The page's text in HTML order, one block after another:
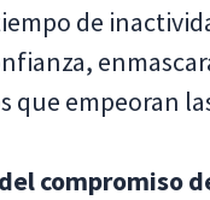
de
que empeoran
compromiso